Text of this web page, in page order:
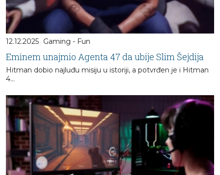
12.12.2025 Gaming - Fun
Eminem unajmio Agenta 47 da ubije Slim Šejdija
Hitman dobio najluđu misiju u istoriji, a potvrđen je i Hitman
4…